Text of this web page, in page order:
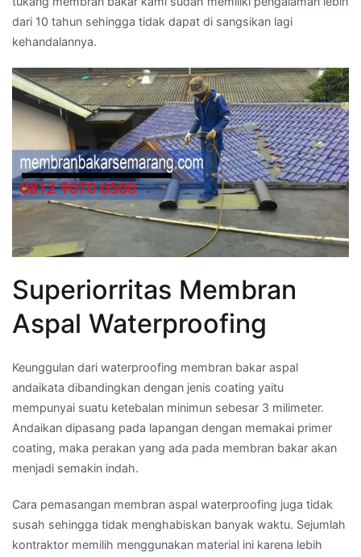
dari 10 tahun sehingga tidak dapat di sangsikan lagi
kehandalannya.
Superiorritas Membran
Aspal Waterproofing
Keunggulan dari waterproofing membran bakar aspal
andaikata dibandingkan dengan jenis coating yaitu
mempunyai suatu ketebalan minimun sebesar 3 milimeter.
Andaikan dipasang pada lapangan dengan memakai primer
coating, maka perakan yang ada pada membran bakar akan
menjadi semakin indah.
Cara pemasangan membran aspal waterproofing juga tidak
susah sehingga tidak menghabiskan banyak waktu. Sejumlah
kontraktor memilih menggunakan material ini karena lebih